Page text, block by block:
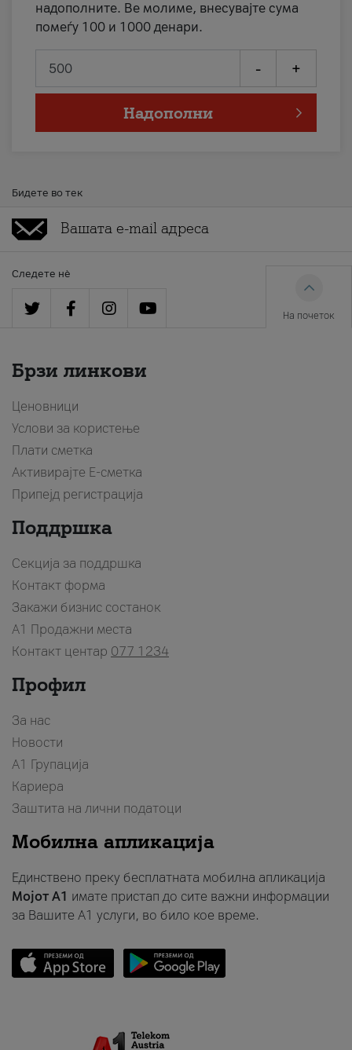
надополните. Ве молиме, внесувајте сума
помеѓу 100 и 1000 денари.
- +
Надополни
Бидете во тек
Следете нè
На почеток
Брзи линкови
Ценовници
Услови за користење
Плати сметка
Активирајте Е-сметка
Припејд регистрација
Поддршка
Секција за поддршка
Контакт форма
Закажи бизнис состанок
A1 Продажни места
Контакт центар 077 1234
Профил
За нас
Новости
А1 Групација
Кариера
Заштита на лични податоци
Мобилна апликација
Единствено преку бесплатната мобилна апликација
Мојот A1 имате пристап до сите важни информации
за Вашите A1 услуги, во било кое време.